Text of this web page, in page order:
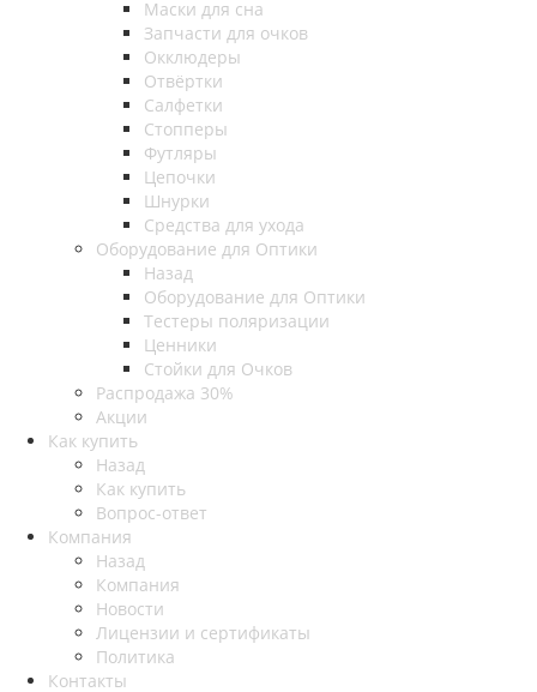
Маски для сна
Запчасти для очков
Окклюдеры
Отвёртки
Салфетки
Стопперы
Футляры
Цепочки
Шнурки
Средства для ухода
Оборудование для Оптики
Назад
Оборудование для Оптики
Тестеры поляризации
Ценники
Стойки для Очков
Распродажа 30%
Акции
Как купить
Назад
Как купить
Вопрос-ответ
Компания
Назад
Компания
Новости
Лицензии и сертификаты
Политика
Контакты